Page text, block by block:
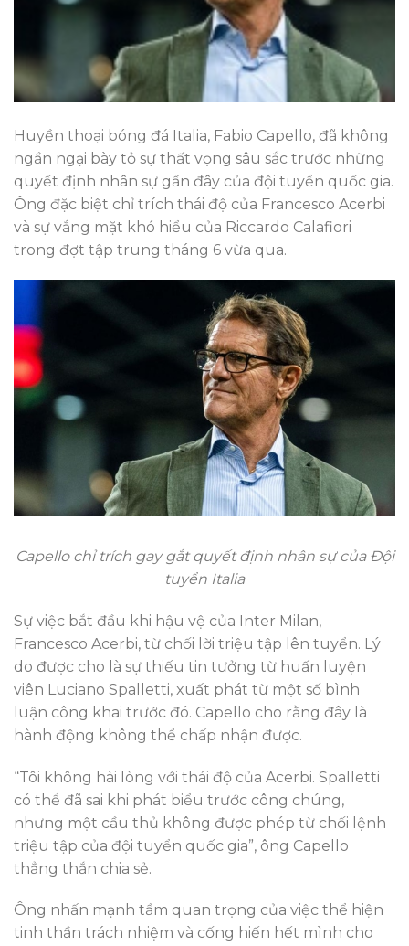
Huyền thoại bóng đá Italia, Fabio Capello, đã không
ngần ngại bày tỏ sự thất vọng sâu sắc trước những
quyết định nhân sự gần đây của đội tuyển quốc gia.
Ông đặc biệt chỉ trích thái độ của Francesco Acerbi
và sự vắng mặt khó hiểu của Riccardo Calafiori
trong đợt tập trung tháng 6 vừa qua.
Capello chỉ trích gay gắt quyết định nhân sự của Đội
tuyển Italia
Sự việc bắt đầu khi hậu vệ của Inter Milan,
Francesco Acerbi, từ chối lời triệu tập lên tuyển. Lý
do được cho là sự thiếu tin tưởng từ huấn luyện
viên Luciano Spalletti, xuất phát từ một số bình
luận công khai trước đó. Capello cho rằng đây là
hành động không thể chấp nhận được.
“Tôi không hài lòng với thái độ của Acerbi. Spalletti
có thể đã sai khi phát biểu trước công chúng,
nhưng một cầu thủ không được phép từ chối lệnh
triệu tập của đội tuyển quốc gia”, ông Capello
thẳng thắn chia sẻ.
Ông nhấn mạnh tầm quan trọng của việc thể hiện
tinh thần trách nhiệm và cống hiến hết mình cho